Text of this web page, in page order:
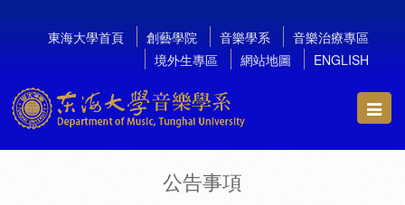
東海大學首頁 創藝學院 音樂學系
音樂治療專區
境外生專區
網站地圖 ENGLISH
公告事項